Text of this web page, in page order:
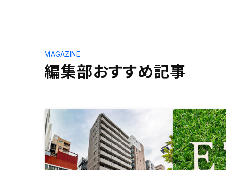
編集部おすすめ記事
MAGAZINE